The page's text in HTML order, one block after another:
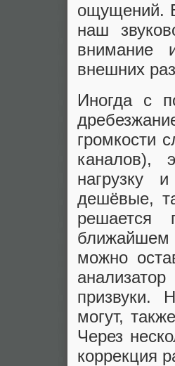
ощущений.
наш
внимание
внешних
Иногда с
громкости
каналов),
нагрузку
дешёвые,
решается
ближайшем
можно
призвуки.
могут,
Через
коррекция